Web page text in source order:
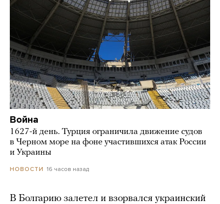
Война
1627-й день. Турция ограничила движение судов
в Черном море на фоне участившихся атак России
и Украины
НОВОСТИ 16 часов назад
В Болгарию залетел и взорвался украинский